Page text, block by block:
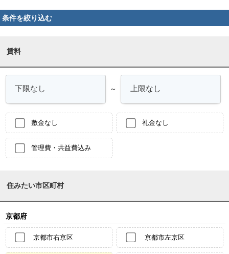
条件を絞り込む
賃料
～
敷金なし 礼金なし
管理費・共益費込み
住みたい市区町村
京都府
京都市右京区 京都市左京区